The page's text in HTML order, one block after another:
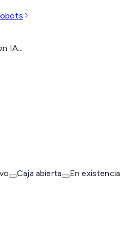
IA...
Caja abierta En existencia